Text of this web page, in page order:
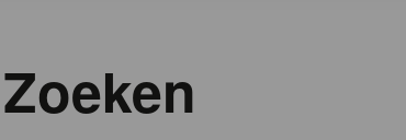
Zoeken